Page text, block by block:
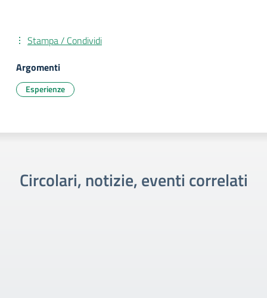
Stampa / Condividi
Argomenti
Esperienze
Circolari, notizie, eventi correlati